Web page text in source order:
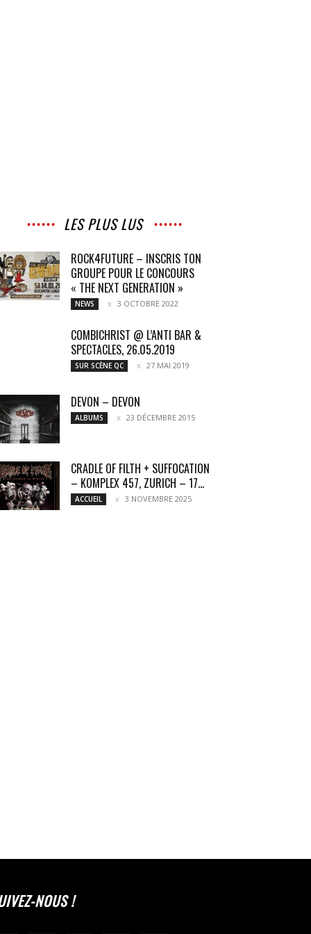
LES PLUS LUS
ROCK4FUTURE – INSCRIS TON
GROUPE POUR LE CONCOURS
« THE NEXT GENERATION »
NEWS 3 OCTOBRE 2022
COMBICHRIST @ L’ANTI BAR &
SPECTACLES, 26.05.2019
SUR SCÈNE QC 27 MAI 2019
DEVON – DEVON
ALBUMS 23 DÉCEMBRE 2015
CRADLE OF FILTH + SUFFOCATION
– KOMPLEX 457, ZURICH – 17...
ACCUEIL 3 NOVEMBRE 2025
NOUS !